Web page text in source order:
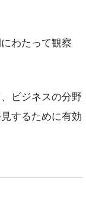
わたって観察
ビジネスの分野
するために有効